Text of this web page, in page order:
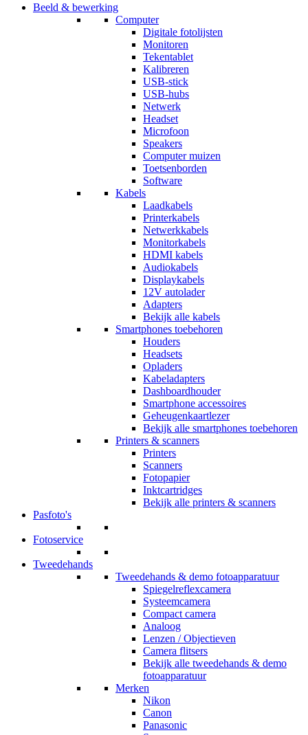
Beeld & bewerking
Computer
Digitale fotolijsten
Monitoren
Tekentablet
Kalibreren
USB-stick
USB-hubs
Netwerk
Headset
Microfoon
Speakers
Computer muizen
Toetsenborden
Software
Kabels
Laadkabels
Printerkabels
Netwerkkabels
Monitorkabels
HDMI kabels
Audiokabels
Displaykabels
12V autolader
Adapters
Bekijk alle kabels
Smartphones toebehoren
Houders
Headsets
Opladers
Kabeladapters
Dashboardhouder
Smartphone accessoires
Geheugenkaartlezer
Bekijk alle smartphones toebehoren
Printers & scanners
Printers
Scanners
Fotopapier
Inktcartridges
Bekijk alle printers & scanners
Pasfoto's
Fotoservice
Tweedehands
Tweedehands & demo fotoapparatuur
Spiegelreflexcamera
Systeemcamera
Compact camera
Analoog
Lenzen / Objectieven
Camera flitsers
Bekijk alle tweedehands & demo
fotoapparatuur
Merken
Nikon
Canon
Panasonic